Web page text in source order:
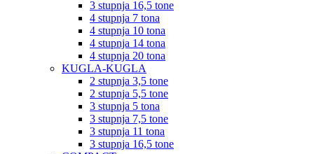
3 stupnja 16,5 tone
4 stupnja 7 tona
4 stupnja 10 tona
4 stupnja 14 tona
4 stupnja 20 tona
KUGLA-KUGLA
2 stupnja 3,5 tone
2 stupnja 5,5 tone
3 stupnja 5 tona
3 stupnja 7,5 tone
3 stupnja 11 tona
3 stupnja 16,5 tone